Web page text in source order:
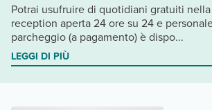
Potrai usufruire di quotidiani gratuiti
reception aperta 24 ore su 24 e
parcheggio (a pagamento) è dispo...
LEGGI DI PIÙ